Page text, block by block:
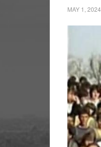
MAY 1, 2024